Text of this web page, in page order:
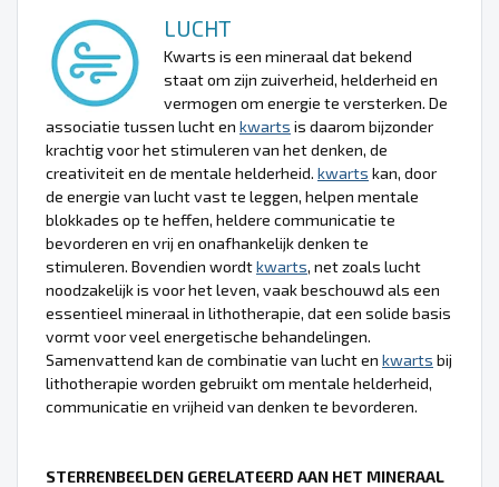
LUCHT
Kwarts is een mineraal dat bekend
staat om zijn zuiverheid, helderheid en
vermogen om energie te versterken. De
associatie tussen lucht en kwarts is daarom bijzonder
krachtig voor het stimuleren van het denken, de
creativiteit en de mentale helderheid. kwarts kan, door
de energie van lucht vast te leggen, helpen mentale
blokkades op te heffen, heldere communicatie te
bevorderen en vrij en onafhankelijk denken te
stimuleren. Bovendien wordtkwarts, net zoals lucht
noodzakelijk is voor het leven, vaak beschouwd als een
essentieel mineraal in lithotherapie, dat een solide basis
vormt voor veel energetische behandelingen.
Samenvattend kan de combinatie van lucht en kwarts bij
lithotherapie worden gebruikt om mentale helderheid,
communicatie en vrijheid van denken te bevorderen.
STERRENBEELDEN GERELATEERD AAN HET MINERAAL